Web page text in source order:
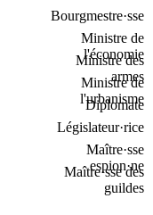
Bourgmestre·sse
Ministre de
l'économie
Ministre des
armes
Ministre de
l'urbanisme
Diplomate
Législateur·rice
Maître·sse
espion·ne
Maître·sse des
guildes